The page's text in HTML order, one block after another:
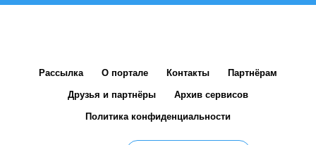
Рассылка О портале Контакты Партнёрам
Друзья и партнёры Архив сервисов
Политика конфиденциальности